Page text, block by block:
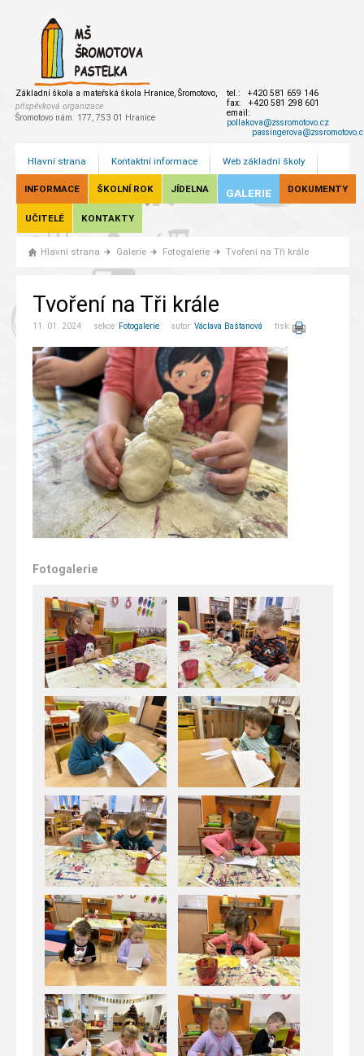
Základní škola a mateřská škola Hranice, Šromotovo,
příspěvková organizace
Šromotovo nám. 177, 753 01 Hranice
tel.: +420 581 659 146
fax: +420 581 298 601
email:
pollakova@zssromotovo.cz
Hlavní strana Kontaktní informace Web základní školy
INFORMACE ŠKOLNÍ ROK JÍDELNA GALERIE DOKUMENTY
UČITELÉ KONTAKTY
Hlavní strana Galerie Fotogalerie Tvoření na Tři krále
Tvoření na Tři krále
11. 01. 2024 sekce: Fotogalerie autor: Václava Baštanová tisk:
Fotogalerie